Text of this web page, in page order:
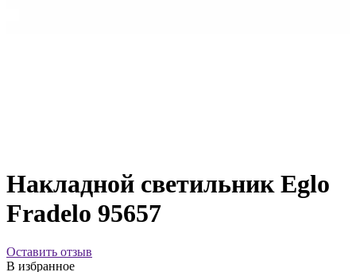
Накладной светильник Eglo
Fradelo 95657
Оставить отзыв
В избранное